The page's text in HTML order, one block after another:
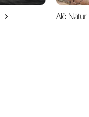
Alö Natur